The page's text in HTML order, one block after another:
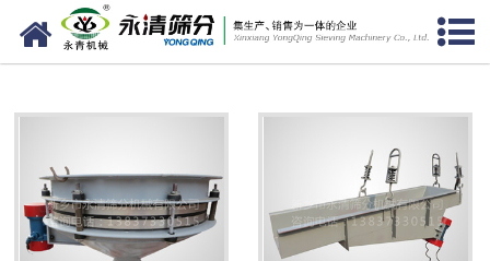
网站首页
广东振动电机
广东输送设备